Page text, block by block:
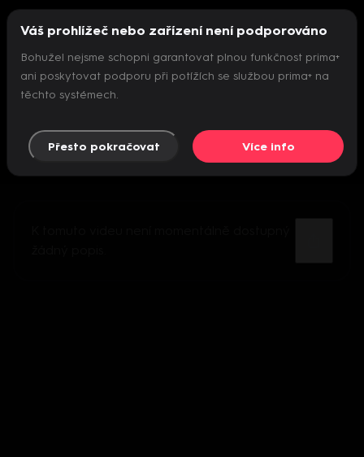
Nepodařilo se inicializovat přehrávač
Váš prohlížeč nebo zařízení není podporováno
Bohužel nejsme schopni garantovat plnou funkčnost prima+
ani poskytovat podporu při potížích se službou prima+ na
těchto systémech.
Přesto pokračovat Více info